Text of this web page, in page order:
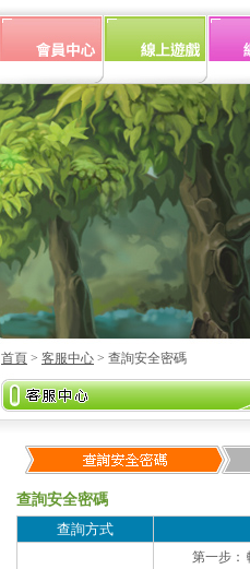
首頁 > 客服中心 > 查詢安全密碼
查詢安全密碼
查詢方式
第一步：